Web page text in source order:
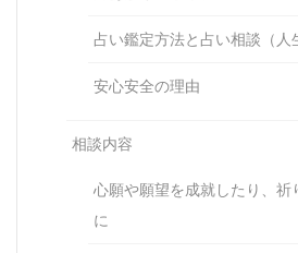
占い鑑定方法と占い相談（人
安心安全の理由
相談内容
心願や願望を成就したり、祈
に